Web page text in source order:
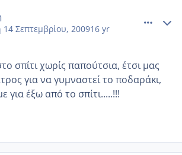
14 Σεπτεμβρίου, 200916 yr
σπίτι χωρίς παπούτσια, έτσι μας
για να γυμναστεί το ποδαράκι,
για έξω από το σπίτι.....!!!